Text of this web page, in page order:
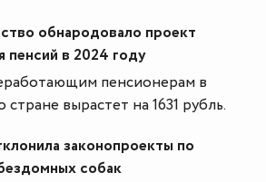
обнародовало проект
пенсий в 2024 году
пенсионерам в
вырастет на 1631 рубль.
законопроекты по
собак